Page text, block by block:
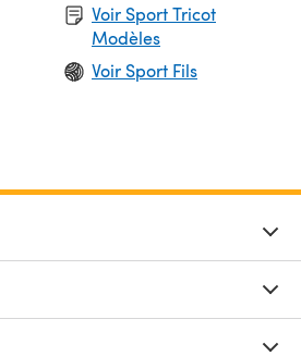
Voir Sport Tricot
Modèles
Voir Sport Fils